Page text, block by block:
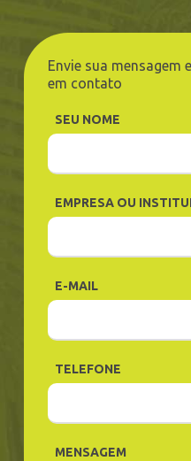
Envie sua mensagem
em contato
SEU NOME
EMPRESA OU
E-MAIL
TELEFONE
MENSAGEM